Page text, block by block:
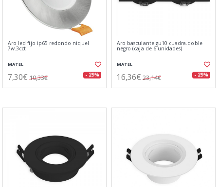
Aro led fijo ip65 redondo niquel
7w.3cct
MATEL
7,30€ 10,33€ - 29%
Aro basculante gu10 cuadra.doble
negro (caja de 6 unidades)
MATEL
16,36€ 23,14€ - 29%